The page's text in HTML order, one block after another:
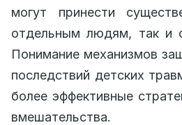
могут принести
отдельным людям, так и
Понимание механизмов
последствий детских
более эффективные
вмешательства.